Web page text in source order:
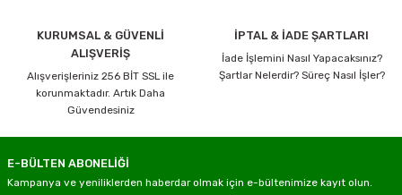
KURUMSAL & GÜVENLİ
ALIŞVERİŞ
Alışverişleriniz 256 BİT SSL ile
korunmaktadır. Artık Daha
Güvendesiniz
İPTAL & İADE ŞARTLARI
İade İşlemini Nasıl Yapacaksınız?
Şartlar Nelerdir? Süreç Nasıl İşler?
E-BÜLTEN ABONELİĞİ
Kampanya ve yeniliklerden haberdar olmak için e-bültenimize kayıt olun.